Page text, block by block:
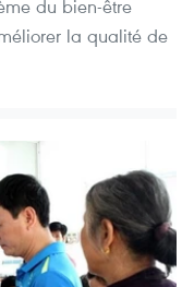
du bien-être
la qualité de